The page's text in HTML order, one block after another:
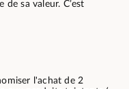
de sa valeur. C’est
l'achat de 2